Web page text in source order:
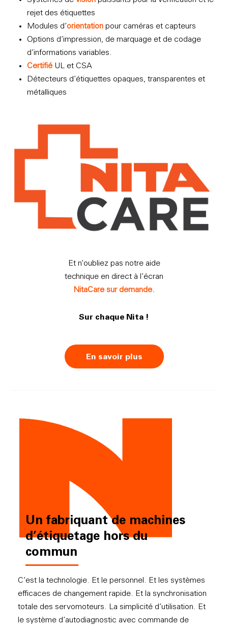
rejet des étiquettes
Modules d’orientationpour caméras et capteurs
Options d’impression, de marquage et de codage
d’informations variables.
CertifiéUL et CSA
Détecteurs d’étiquettes opaques, transparentes et
métalliques
Et n’oubliez pas notre aide
technique en direct à l’écran
NitaCare sur demande.
Sur chaque Nita !
En savoir plus
Un fabriquant de machines
d’étiquetage hors du
commun
C’est la technologie. Et le personnel. Et les systèmes
efficaces de changement rapide. Et la synchronisation
totale des servomoteurs. La simplicité d’utilisation. Et
le système d’autodiagnostic avec commande de